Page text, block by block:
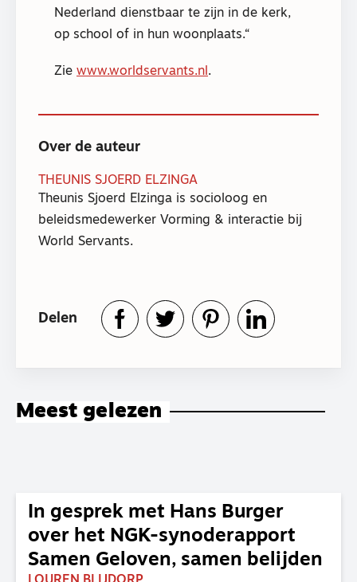
Nederland dienstbaar te zijn in de kerk,
op school of in hun woonplaats.
Zie www.worldservants.nl .
Over de auteur
THEUNIS SJOERD ELZINGA
Theunis Sjoerd Elzinga is socioloog en
beleidsmedewerker Vorming & interactie bij
World Servants.
Delen
Meest gelezen
In gesprek met Hans Burger
over het NGK-synoderapport
Samen Geloven, samen belijden